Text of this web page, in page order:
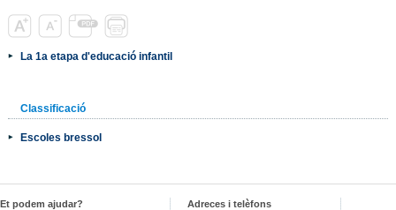
La 1a etapa d'educació infantil
Classificació
Escoles bressol
Et podem ajudar?
Adreces i telèfons